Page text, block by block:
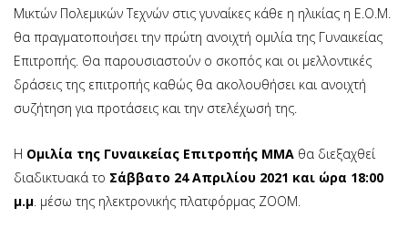
Μικτών Πολεμικών Τεχνών στις γυναίκες κάθε η ηλικίας η Ε.Ο.Μ.
θα πραγματοποιήσει την πρώτη ανοιχτή ομιλία της Γυναικείας
Επιτροπής. Θα παρουσιαστούν ο σκοπός και οι μελλοντικές
δράσεις της επιτροπής καθώς θα ακολουθήσει και ανοιχτή
συζήτηση για προτάσεις και την στελέχωσή της.
Η Ομιλία της Γυναικείας Επιτροπής ΜΜΑ θα διεξαχθεί
διαδικτυακά το Σάββατο 24 Απριλίου 2021 και ώρα 18:00
μ.μ. μέσω της ηλεκτρονικής πλατφόρμας ZOOM.